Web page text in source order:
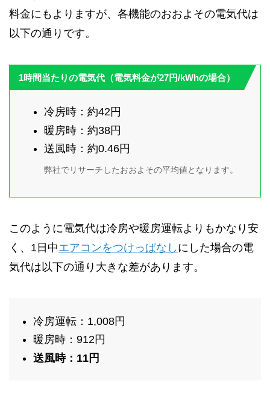
料金にもよりますが、各機能のおおよその電気代は
以下の通りです。
1時間当たりの電気代（電気料金が27円/kWhの場合）
冷房時：約42円
暖房時：約38円
送風時：約0.46円
弊社でリサーチしたおおよその平均値となります。
このように電気代は冷房や暖房運転よりもかなり安
く、1日中エアコンをつけっぱなし にした場合の電
気代は以下の通り大きな差があります。
冷房運転：1,008円
暖房時：912円
送風時：11円